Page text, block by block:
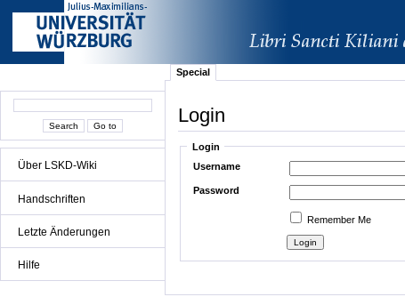
Über LSKD-Wiki
Handschriften
Letzte Änderungen
Hilfe
Special
Login
Login
Username
Password
Remember Me